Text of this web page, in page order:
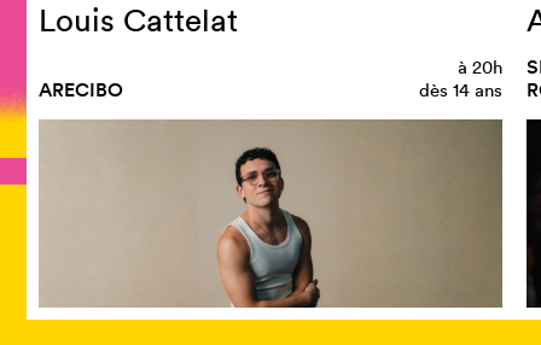
Louis Cattelat
ARECIBO
à 20h
dès 14 ans